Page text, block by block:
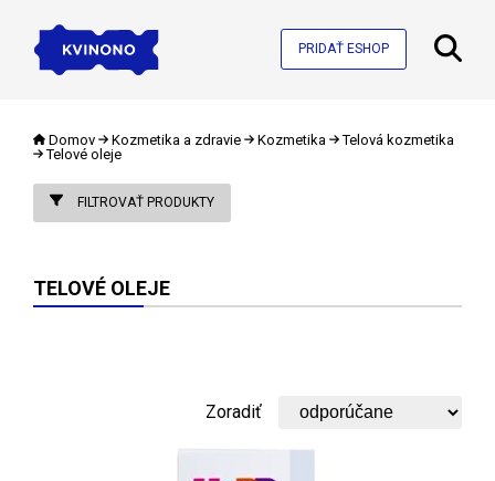
PRIDAŤ ESHOP
Domov Kozmetika a zdravie Kozmetika
Telová kozmetika
Telové oleje
FILTROVAŤ PRODUKTY
TELOVÉ OLEJE
Zoradiť